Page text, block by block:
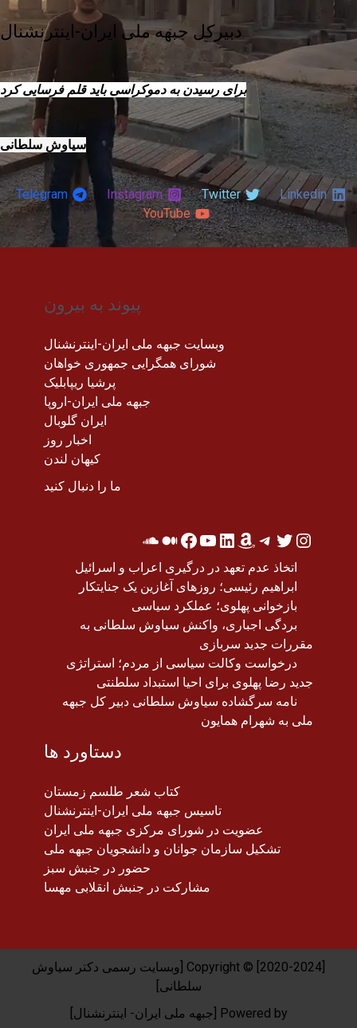
دبیرکل جبهه ملی ایران-اینترنشنال
برای رسیدن به دموکراسی باید قلم فرسایی کرد
سیاوش سلطانی
Linkedin
Twitter
Instagram
Telegram
YouTube
پیوند به بیرون
وبسایت جبهه ملی ایران-اینترنشنال
شورای همگرایی جمهوری خواهان
پرشیا ریپابلیک
جبهه ملی ایران-اروپا
ایران گلوبال
اخبار روز
کیهان لندن
ما را دنبال کنید
اتخاذ عدم تعهد در درگیری اعراب و اسرائیل
ابراهیم رئیسی؛ روزهای آغازین یک جنایتکار
بازخوانی پهلوی؛ عملکرد سیاسی
بردگی اجباری، واکنش سیاوش سلطانی به
مقررات جدید سربازی
درخواست وکالت سیاسی از مردم؛ استراتژی
جدید رضا پهلوی برای احیا استبداد سلطنتی
نامه سرگشاده سیاوش سلطانی دبیر کل جبهه
ملی به شهرام همایون
دستاورد ها
کتاب شعر طلسم زمستان
تاسیس جبهه ملی ایران-اینترنشنال
عضویت در شورای مرکزی جبهه ملی ایران
تشکیل سازمان جوانان و دانشجویان جبهه ملی
حضور در جنبش سبز
مشارکت در جنبش انقلابی مهسا
Copyright © [2020-2024] [وبسایت رسمی دکتر سیاوش
سلطانی]
Powered by [جبهه ملی ایران- اینترنشنال]